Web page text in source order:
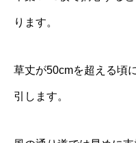
ります。
草丈が50cmを超える頃
引します。